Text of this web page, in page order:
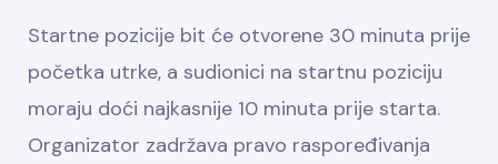
Startne pozicije bit će otvorene 30 minuta prije
početka utrke, a sudionici na startnu poziciju
moraju doći najkasnije 10 minuta prije starta.
Organizator zadržava pravo raspoređivanja